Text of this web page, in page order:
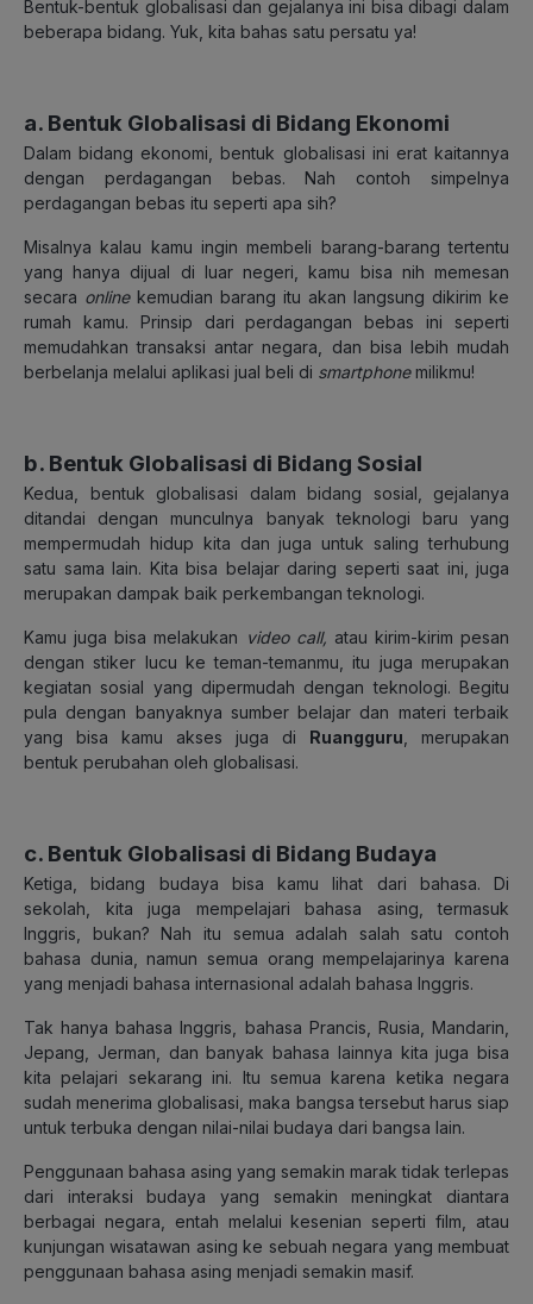
Bentuk-bentuk globalisasi dan gejalanya ini bisa dibagi dalam
beberapa bidang. Yuk, kita bahas satu persatu ya!
a. Bentuk Globalisasi di Bidang Ekonomi
Dalam bidang ekonomi, bentuk globalisasi ini erat kaitannya
dengan perdagangan bebas. Nah contoh simpelnya
perdagangan bebas itu seperti apa sih?
Misalnya kalau kamu ingin membeli barang-barang tertentu
yang hanya dijual di luar negeri, kamu bisa nih memesan
secara onlinekemudian barang itu akan langsung dikirim ke
rumah kamu. Prinsip dari perdagangan bebas ini seperti
memudahkan transaksi antar negara, dan bisa lebih mudah
berbelanja melalui aplikasi jual beli di smartphone milikmu!
b. Bentuk Globalisasi di Bidang Sosial
Kedua, bentuk globalisasi dalam bidang sosial, gejalanya
ditandai dengan munculnya banyak teknologi baru yang
mempermudah hidup kita dan juga untuk saling terhubung
satu sama lain. Kita bisa belajar daring seperti saat ini, juga
merupakan dampak baik perkembangan teknologi.
Kamu juga bisa melakukan video call, atau kirim-kirim pesan
dengan stiker lucu ke teman-temanmu, itu juga merupakan
kegiatan sosial yang dipermudah dengan teknologi. Begitu
pula dengan banyaknya sumber belajar dan materi terbaik
yang bisa kamu akses juga di Ruangguru , merupakan
bentuk perubahan oleh globalisasi.
c. Bentuk Globalisasi di Bidang Budaya
Ketiga, bidang budaya bisa kamu lihat dari bahasa. Di
sekolah, kita juga mempelajari bahasa asing, termasuk
Inggris, bukan? Nah itu semua adalah salah satu contoh
bahasa dunia, namun semua orang mempelajarinya karena
yang menjadi bahasa internasional adalah bahasa Inggris.
Tak hanya bahasa Inggris, bahasa Prancis, Rusia, Mandarin,
Jepang, Jerman, dan banyak bahasa lainnya kita juga bisa
kita pelajari sekarang ini. Itu semua karena ketika negara
sudah menerima globalisasi, maka bangsa tersebut harus siap
untuk terbuka dengan nilai-nilai budaya dari bangsa lain.
Penggunaan bahasa asing yang semakin marak tidak terlepas
dari interaksi budaya yang semakin meningkat diantara
berbagai negara, entah melalui kesenian seperti film, atau
kunjungan wisatawan asing ke sebuah negara yang membuat
penggunaan bahasa asing menjadi semakin masif.